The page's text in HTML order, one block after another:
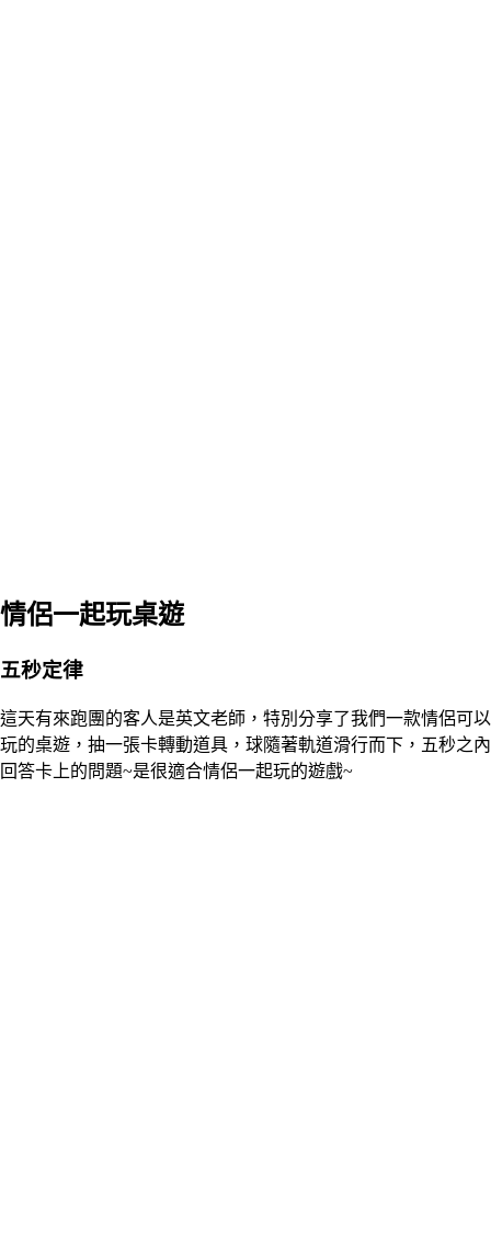
情侶一起玩桌遊
五秒定律
這天有來跑團的客人是英文老師，特別分享了我們一款情侶可以
玩的桌遊，抽一張卡轉動道具，球隨著軌道滑行而下，五秒之內
回答卡上的問題~是很適合情侶一起玩的遊戲~